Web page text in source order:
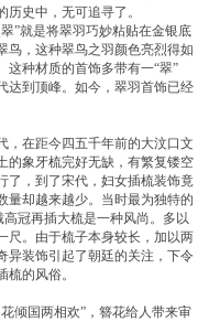
史中，无可追寻了。
”就是将翠羽巧妙粘贴在金银底
鸟，这种翠鸟之羽颜色亮烈得如
这种材质的首饰多带有一“翠”
达到顶峰。如今，翠羽首饰已经
在距今四五千年前的大汶口文
的象牙梳完好无缺，有繁复镂空
了，到了宋代，妇女插梳装饰竟
量却越来越少。当时最为独特的
冠再插大梳是一种风尚。多以
尺。由于梳子本身较长，加以两
异装饰引起了朝廷的关注，下令
的风俗。
倾国两相欢”，簪花给人带来审